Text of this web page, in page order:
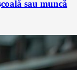
sau muncă